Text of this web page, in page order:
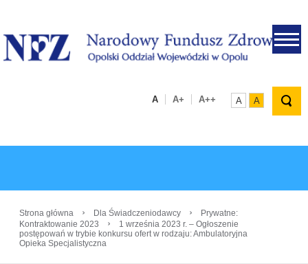
.
A A+ A++ A A
Strona główna › Dla Świadczeniodawcy ›
Prywatne:
Kontraktowanie 2023
›
1 września 2023 r. – Ogłoszenie
postępowań w trybie konkursu ofert w rodzaju: Ambulatoryjna
Opieka Specjalistyczna